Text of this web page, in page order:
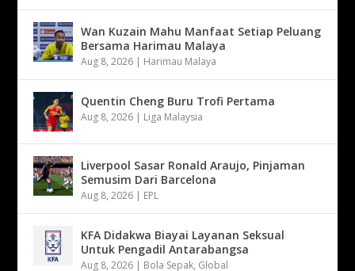
Wan Kuzain Mahu Manfaat Setiap Peluang
Bersama Harimau Malaya
Aug 8, 2026 | Harimau Malaya
Quentin Cheng Buru Trofi Pertama
Aug 8, 2026 | Liga Malaysia
Liverpool Sasar Ronald Araujo, Pinjaman
Semusim Dari Barcelona
Aug 8, 2026 | EPL
KFA Didakwa Biayai Layanan Seksual
Untuk Pengadil Antarabangsa
Aug 8, 2026 | Bola Sepak, Global